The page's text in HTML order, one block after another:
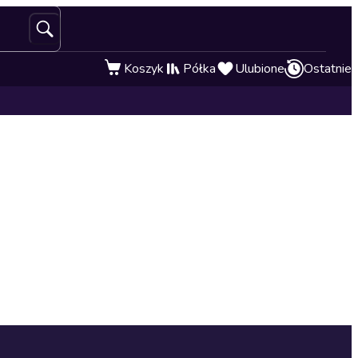
Koszyk Półka Ulubione Ostatnie